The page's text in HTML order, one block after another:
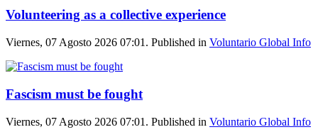
Volunteering as a collective experience
Viernes, 07 Agosto 2026 07:01. Published in Voluntario Global Info
Fascism must be fought
Viernes, 07 Agosto 2026 07:01. Published in Voluntario Global Info